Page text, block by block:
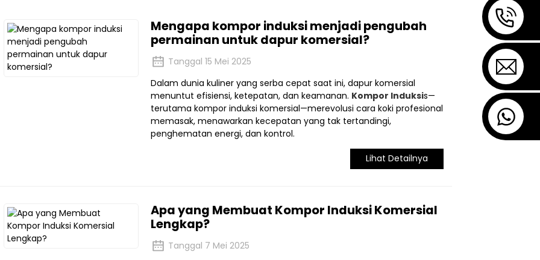
Mengapa kompor induksi menjadi pengubah
permainan untuk dapur komersial?
Tanggal 15 Mei 2025
Dalam dunia kuliner yang serba cepat saat ini, dapur komersial
menuntut efisiensi, ketepatan, dan keamanan. Kompor Induksis—
terutama kompor induksi komersial—merevolusi cara koki profesional
memasak, menawarkan kecepatan yang tak tertandingi,
penghematan energi, dan kontrol.
Lihat Detailnya
Apa yang Membuat Kompor Induksi Komersial
Lengkap?
Tanggal 7 Mei 2025